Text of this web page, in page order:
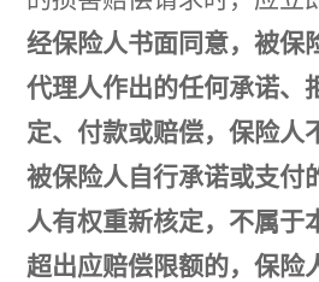
经保险人书面同意，被保
代理人作出的任何承诺、
定、付款或赔偿，保险人
被保险人自行承诺或支付
人有权重新核定，不属于
超出应赔偿限额的，保险